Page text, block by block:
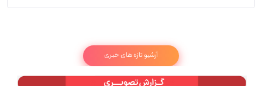
آرشیو تازه های خبری